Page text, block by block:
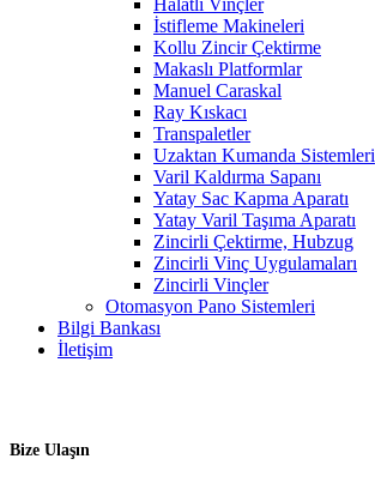
Halatlı Vinçler
İstifleme Makineleri
Kollu Zincir Çektirme
Makaslı Platformlar
Manuel Caraskal
Ray Kıskacı
Transpaletler
Uzaktan Kumanda Sistemleri
Varil Kaldırma Sapanı
Yatay Sac Kapma Aparatı
Yatay Varil Taşıma Aparatı
Zincirli Çektirme, Hubzug
Zincirli Vinç Uygulamaları
Zincirli Vinçler
Otomasyon Pano Sistemleri
Bilgi Bankası
İletişim
Bize Ulaşın